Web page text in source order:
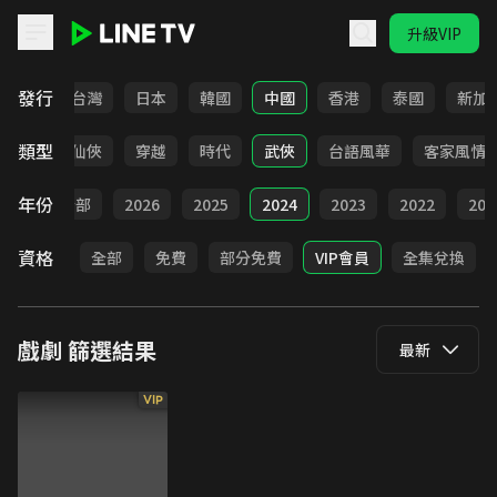
升級VIP
發行
全部 台灣 日本 韓國 中國 香港 泰國 新加
類型
療癒 仙俠 穿越 時代 武俠 台語風華 客家風情
年份 全部 2026 2025 2024 2023 2022
資格 全部 免費 部分免費 VIP會員 全集兌換
戲劇 篩選結果 最新
VIP